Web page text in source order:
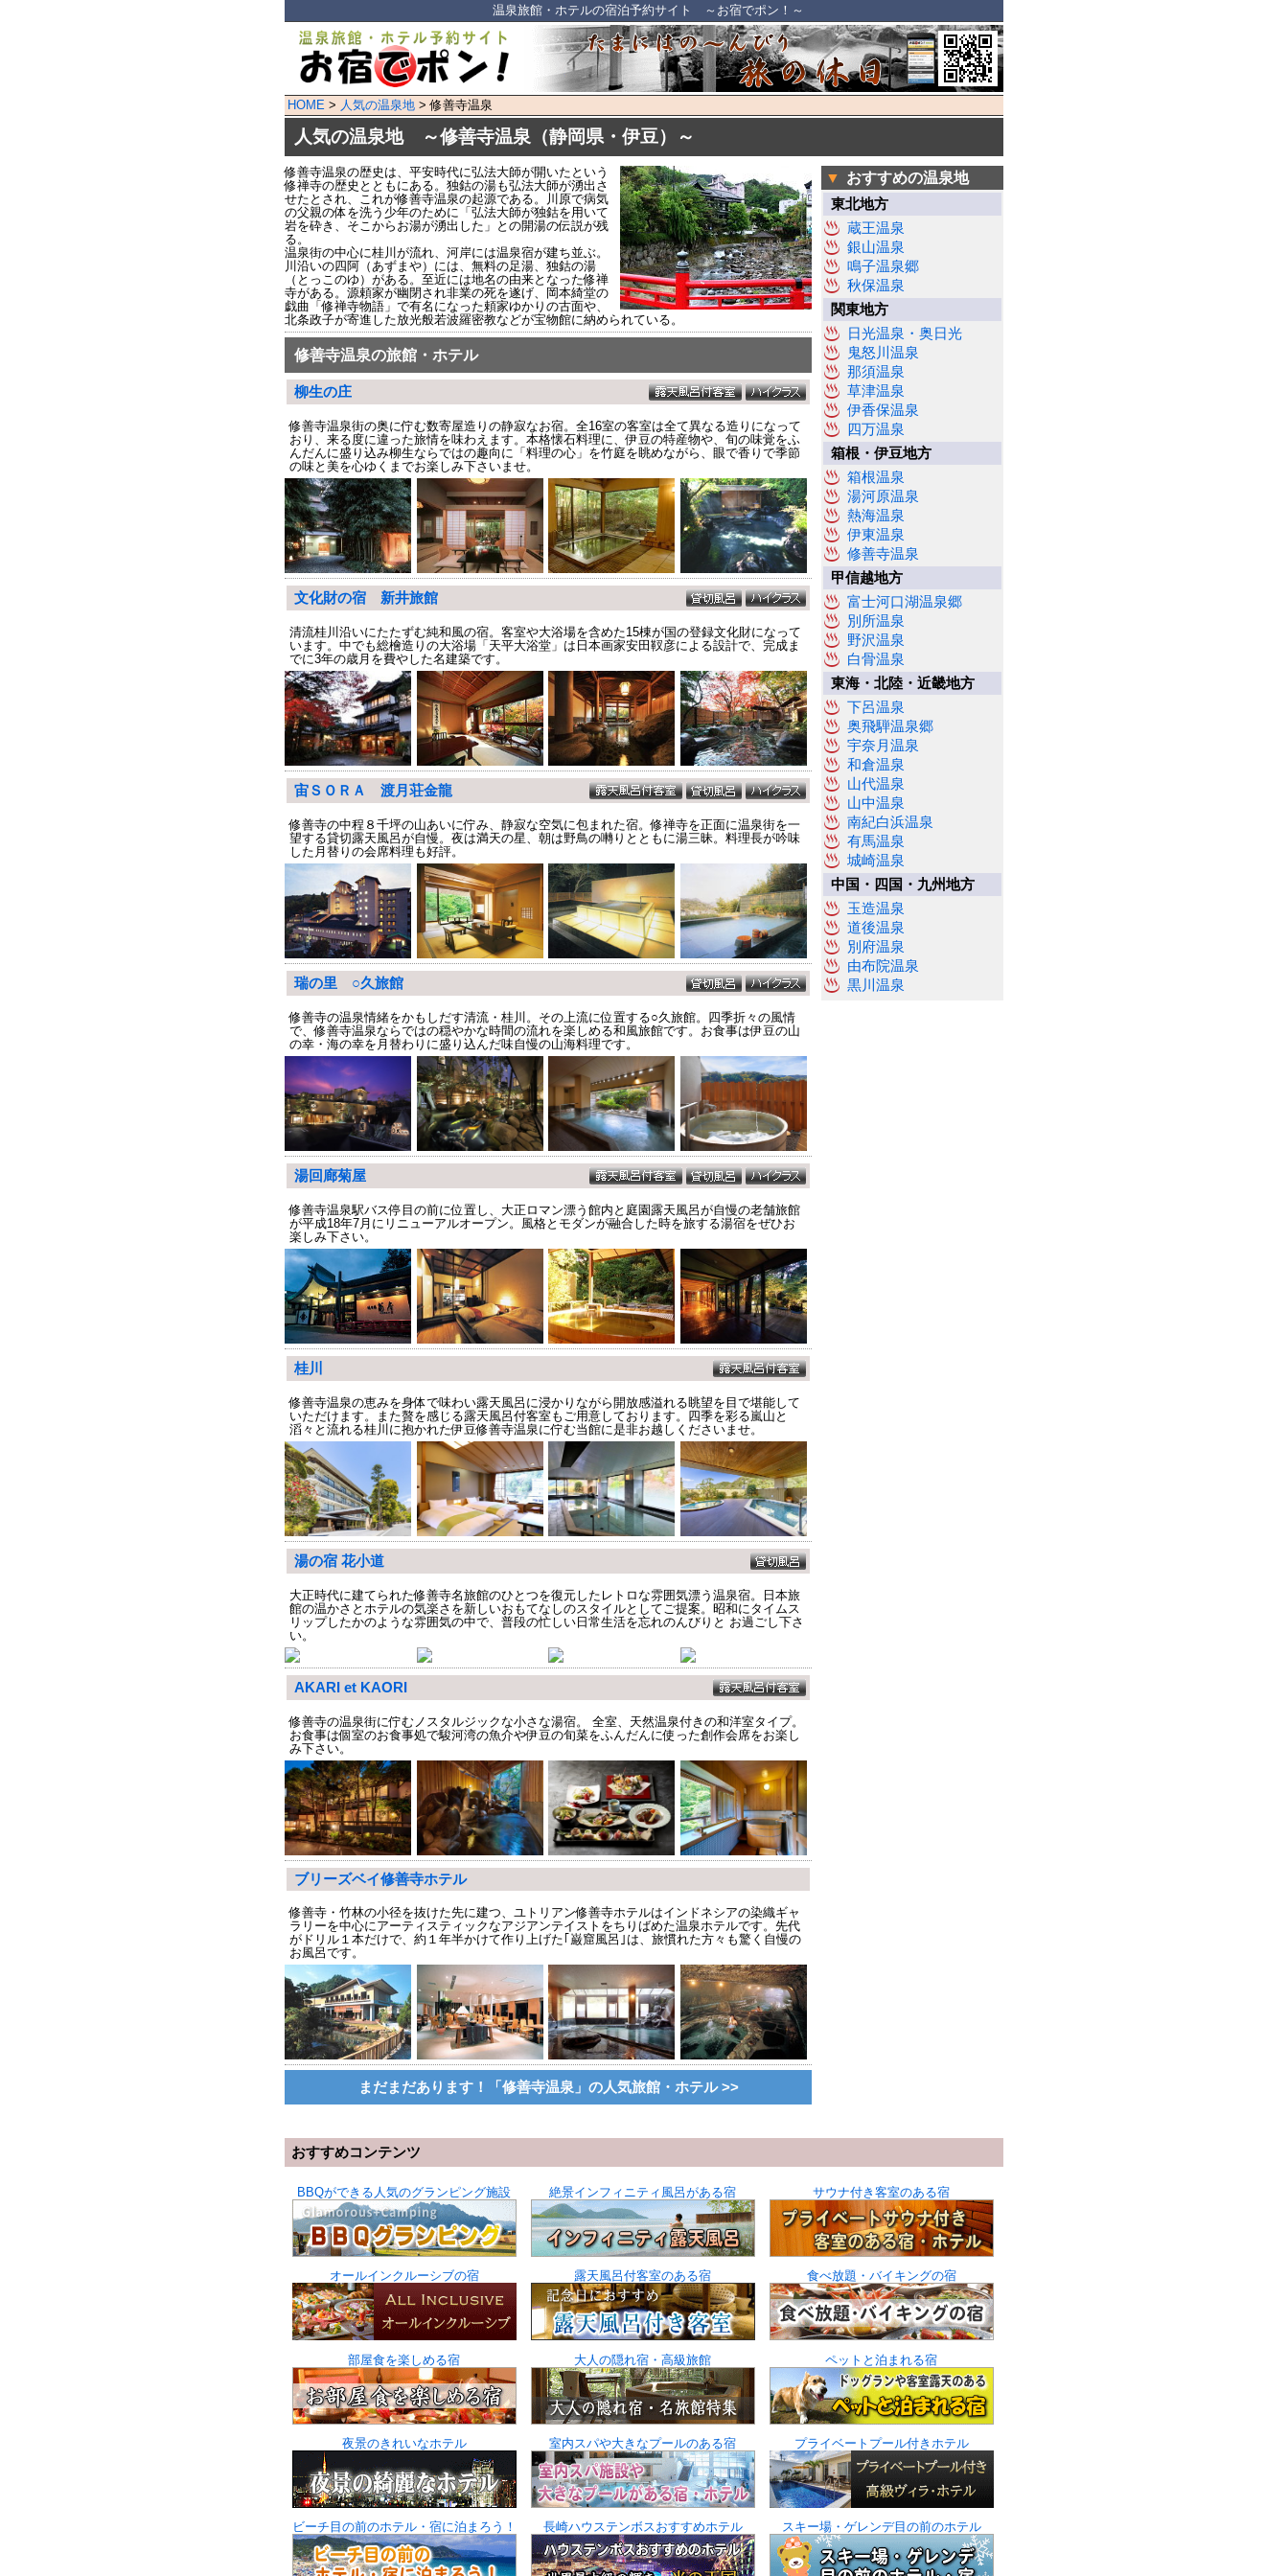
温泉旅館・ホテルの宿泊予約サイト ～お宿でポン！～
HOME > 人気の温泉地 > 修善寺温泉
人気の温泉地 ～修善寺温泉（静岡県・伊豆）～
修善寺温泉の歴史は、平安時代に弘法大師が開いたという
修禅寺の歴史とともにある。独鈷の湯も弘法大師が湧出さ
せたとされ、これが修善寺温泉の起源である。川原で病気
の父親の体を洗う少年のために「弘法大師が独鈷を用いて
岩を砕き、そこからお湯が湧出した」との開湯の伝説が残
る。
温泉街の中心に桂川が流れ、河岸には温泉宿が建ち並ぶ。
川沿いの四阿（あずまや）には、無料の足湯、独鈷の湯
（とっこのゆ）がある。至近には地名の由来となった修禅
寺がある。源頼家が幽閉され非業の死を遂げ、岡本綺堂の
戯曲「修禅寺物語」で有名になった頼家ゆかりの古面や、
北条政子が寄進した放光般若波羅密教などが宝物館に納められている。
修善寺温泉の旅館・ホテル
柳生の庄
修善寺温泉街の奥に佇む数寄屋造りの静寂なお宿。全16室の客室は全て異なる造りになって
おり、来る度に違った旅情を味わえます。本格懐石料理に、伊豆の特産物や、旬の味覚をふ
んだんに盛り込み柳生ならではの趣向に「料理の心」を竹庭を眺めながら、眼で香りで季節
の味と美を心ゆくまでお楽しみ下さいませ。
文化財の宿 新井旅館
清流桂川沿いにたたずむ純和風の宿。客室や大浴場を含めた15棟が国の登録文化財になって
います。中でも総檜造りの大浴場「天平大浴堂」は日本画家安田靫彦による設計で、完成ま
でに3年の歳月を費やした名建築です。
宙ＳＯＲＡ 渡月荘金龍
修善寺の中程８千坪の山あいに佇み、静寂な空気に包まれた宿。修禅寺を正面に温泉街を一
望する貸切露天風呂が自慢。夜は満天の星、朝は野鳥の囀りとともに湯三昧。料理長が吟味
した月替りの会席料理も好評。
瑞の里 ○久旅館
修善寺の温泉情緒をかもしだす清流・桂川。その上流に位置する○久旅館。四季折々の風情
で、修善寺温泉ならではの穏やかな時間の流れを楽しめる和風旅館です。お食事は伊豆の山
の幸・海の幸を月替わりに盛り込んだ味自慢の山海料理です。
湯回廊菊屋
修善寺温泉駅バス停目の前に位置し、大正ロマン漂う館内と庭園露天風呂が自慢の老舗旅館
が平成18年7月にリニューアルオープン。風格とモダンが融合した時を旅する湯宿をぜひお
楽しみ下さい。
桂川
修善寺温泉の恵みを身体で味わい露天風呂に浸かりながら開放感溢れる眺望を目で堪能して
いただけます。また贅を感じる露天風呂付客室もご用意しております。四季を彩る嵐山と
滔々と流れる桂川に抱かれた伊豆修善寺温泉に佇む当館に是非お越しくださいませ。
湯の宿 花小道
大正時代に建てられた修善寺名旅館のひとつを復元したレトロな雰囲気漂う温泉宿。日本旅
館の温かさとホテルの気楽さを新しいおもてなしのスタイルとしてご提案。昭和にタイムス
リップしたかのような雰囲気の中で、普段の忙しい日常生活を忘れのんびりと お過ごし下さ
い。
AKARI et KAORI
修善寺の温泉街に佇むノスタルジックな小さな湯宿。 全室、天然温泉付きの和洋室タイプ。
お食事は個室のお食事処で駿河湾の魚介や伊豆の旬菜をふんだんに使った創作会席をお楽し
み下さい。
ブリーズベイ修善寺ホテル
修善寺・竹林の小径を抜けた先に建つ、ユトリアン修善寺ホテルはインドネシアの染織ギャ
ラリーを中心にアーティスティックなアジアンテイストをちりばめた温泉ホテルです。先代
がドリル１本だけで、約１年半かけて作り上げた｢巌窟風呂｣は、旅慣れた方々も驚く自慢の
お風呂です。
まだまだあります！「修善寺温泉」の人気旅館・ホテル >>
▼ おすすめの温泉地
東北地方
蔵王温泉
銀山温泉
鳴子温泉郷
秋保温泉
関東地方
日光温泉・奥日光
鬼怒川温泉
那須温泉
草津温泉
伊香保温泉
四万温泉
箱根・伊豆地方
箱根温泉
湯河原温泉
熱海温泉
伊東温泉
修善寺温泉
甲信越地方
富士河口湖温泉郷
別所温泉
野沢温泉
白骨温泉
東海・北陸・近畿地方
下呂温泉
奥飛騨温泉郷
宇奈月温泉
和倉温泉
山代温泉
山中温泉
南紀白浜温泉
有馬温泉
城崎温泉
中国・四国・九州地方
玉造温泉
道後温泉
別府温泉
由布院温泉
黒川温泉
おすすめコンテンツ
BBQができる人気のグランピング施設 絶景インフィニティ風呂がある宿 サウナ付き客室のある宿
オールインクルーシブの宿 露天風呂付客室のある宿 食べ放題・バイキングの宿
部屋食を楽しめる宿 大人の隠れ宿・高級旅館 ペットと泊まれる宿
夜景のきれいなホテル 室内スパや大きなプールのある宿 プライベートプール付きホテル
ビーチ目の前のホテル・宿に泊まろう！ 長崎ハウステンボスおすすめホテル スキー場・ゲレンデ目の前のホテル